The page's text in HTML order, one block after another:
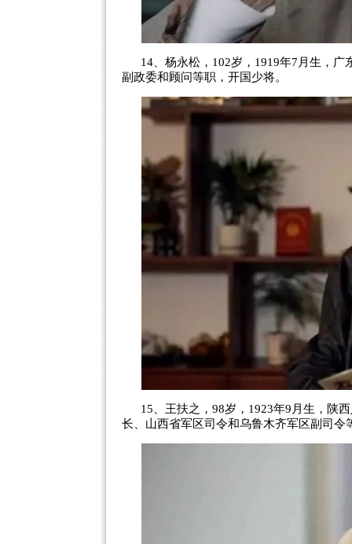
14、杨永松，102岁，1919年7月生，
副政委和顾问等职，开国少将。
15、王扶之，98岁，1923年9月生，陕
长、山西省军区司令和乌鲁木齐军区副司令